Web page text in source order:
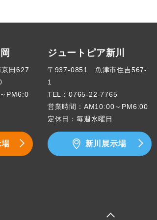
田627
PM6:0
ジュートピア新川
〒937-0851 魚津市住吉567-
1
TEL：0765-22-7765
営業時間：AM10:00～PM6:00
定休日：毎週水曜日
新川展示場